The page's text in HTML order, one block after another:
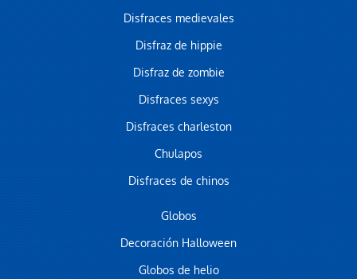
Disfraces medievales
Disfraz de hippie
Disfraz de zombie
Disfraces sexys
Disfraces charleston
Chulapos
Disfraces de chinos
Globos
Decoración Halloween
Globos de helio